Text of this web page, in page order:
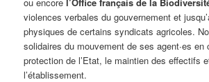
violences verbales du gouvernement et
physiques de certains syndicats agricoles.
solidaires du mouvement de ses agent∙es en
protection de l’Etat, le maintien des effectifs
l’établissement.